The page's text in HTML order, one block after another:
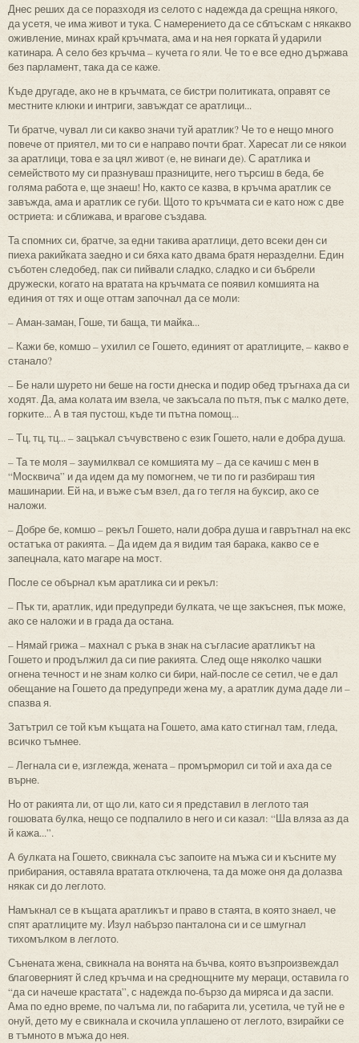
Днес реших да се поразходя из селото с надежда да срещна някого,
да усетя, че има живот и тука. С намерението да се сблъскам с някакво
оживление, минах край кръчмата, ама и на нея горката й ударили
катинара. А село без кръчма – кучета го яли. Че то е все едно държава
без парламент, така да се каже.
Къде другаде, ако не в кръчмата, се бистри политиката, оправят се
местните клюки и интриги, завъждат се аратлици...
Ти братче, чувал ли си какво значи туй аратлик? Че то е нещо много
повече от приятел, ми то си е направо почти брат. Харесат ли се някои
за аратлици, това е за цял живот (е, не винаги де). С аратлика и
семейството му си празнуваш празниците, него търсиш в беда, бе
голяма работа е, ще знаеш! Но, както се казва, в кръчма аратлик се
завъжда, ама и аратлик се губи. Щото то кръчмата си е като нож с две
остриета: и сближава, и врагове създава.
Та спомних си, братче, за едни такива аратлици, дето всеки ден си
пиеха ракийката заедно и си бяха като двама братя неразделни. Един
съботен следобед, пак си пийвали сладко, сладко и си бъбрели
дружески, когато на вратата на кръчмата се появил комшията на
единия от тях и още оттам започнал да се моли:
– Аман-заман, Гоше, ти баща, ти майка...
– Кажи бе, комшо – ухилил се Гошето, единият от аратлиците, – какво е
станало?
– Бе нали шурето ни беше на гости днеска и подир обед тръгнаха да си
ходят. Да, ама колата им взела, че закъсала по пътя, пък с малко дете,
горките... А в тая пустош, къде ти пътна помощ...
– Тц, тц, тц... – зацъкал съчувствено с език Гошето, нали е добра душа.
– Та те моля – заумилквал се комшията му – да се качиш с мен в
“Москвича” и да идем да му помогнем, че ти по ги разбираш тия
машинарии. Ей на, и въже съм взел, да го тегля на буксир, ако се
наложи.
– Добре бе, комшо – рекъл Гошето, нали добра душа и гаврътнал на екс
остатъка от ракията. – Да идем да я видим тая барака, какво се е
запецнала, като магаре на мост.
После се обърнал към аратлика си и рекъл:
– Пък ти, аратлик, иди предупреди булката, че ще закъснея, пък може,
ако се наложи и в града да остана.
– Нямай грижа – махнал с ръка в знак на съгласие аратликът на
Гошето и продължил да си пие ракията. След още няколко чашки
огнена течност и не знам колко си бири, най-после се сетил, че е дал
обещание на Гошето да предупреди жена му, а аратлик дума даде ли –
спазва я.
Затътрил се той към къщата на Гошето, ама като стигнал там, гледа,
всичко тъмнее.
– Легнала си е, изглежда, жената – промърморил си той и аха да се
върне.
Но от ракията ли, от що ли, като си я представил в леглото тая
гошовата булка, нещо се подпалило в него и си казал: “Ша вляза аз да
й кажа...”.
А булката на Гошето, свикнала със запоите на мъжа си и късните му
прибирания, оставяла вратата отключена, та да може оня да долазва
някак си до леглото.
Намъкнал се в къщата аратликът и право в стаята, в която знаел, че
спят аратлиците му. Изул набързо панталона си и се шмугнал
тихомълком в леглото.
Сънената жена, свикнала на вонята на бъчва, която възпроизвеждал
благоверният й след кръчма и на среднощните му мераци, оставила го
“да си начеше крастата”, с надежда по-бързо да миряса и да заспи.
Ама по едно време, по чалъма ли, по габарита ли, усетила, че туй не е
онуй, дето му е свикнала и скочила уплашено от леглото, взирайки се
в тъмното в мъжа до нея.